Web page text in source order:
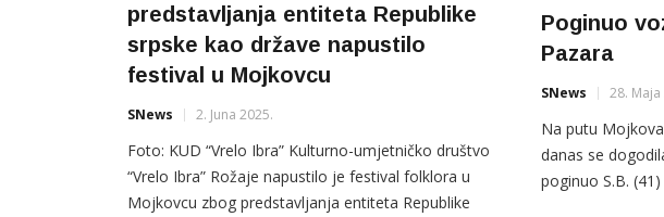
predstavljanja entiteta Republike
srpske kao države napustilo
festival u Mojkovcu
SNews 2. Juna 2025.
Foto: KUD “Vrelo Ibra” Kulturno-umjetničko društvo
“Vrelo Ibra” Rožaje napustilo je festival folklora u
Mojkovcu zbog predstavljanja entiteta Republike
Poginuo
Pazara
SNews 28. Maja
Na putu
danas se
poginuo S.B.